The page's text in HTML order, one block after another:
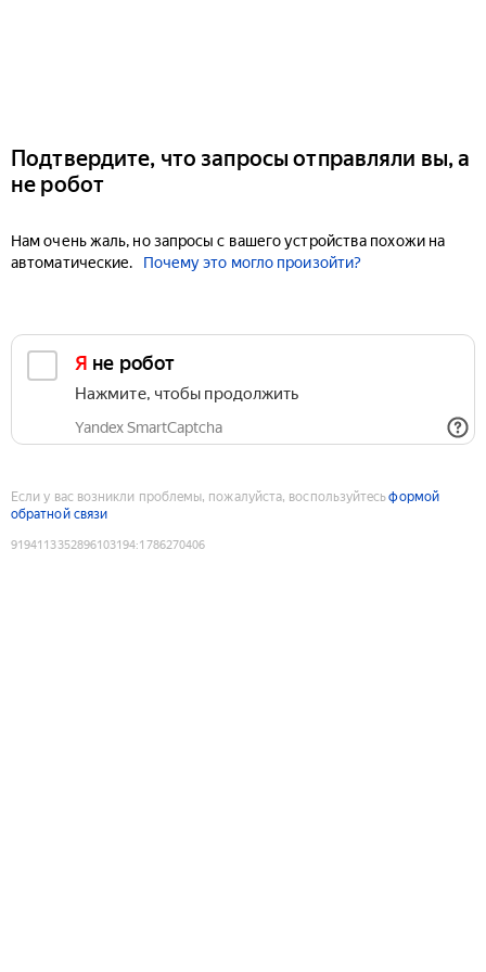
Подтвердите, что запросы отправляли вы, а
не робот
Нам очень жаль, но запросы с вашего устройства похожи на
автоматические.
Почему это могло произойти?
Я не робот
Нажмите, чтобы продолжить
Yandex SmartCaptcha
Если у вас возникли проблемы, пожалуйста, воспользуйтесьформой
обратной связи
9194113352896103194:1786270406